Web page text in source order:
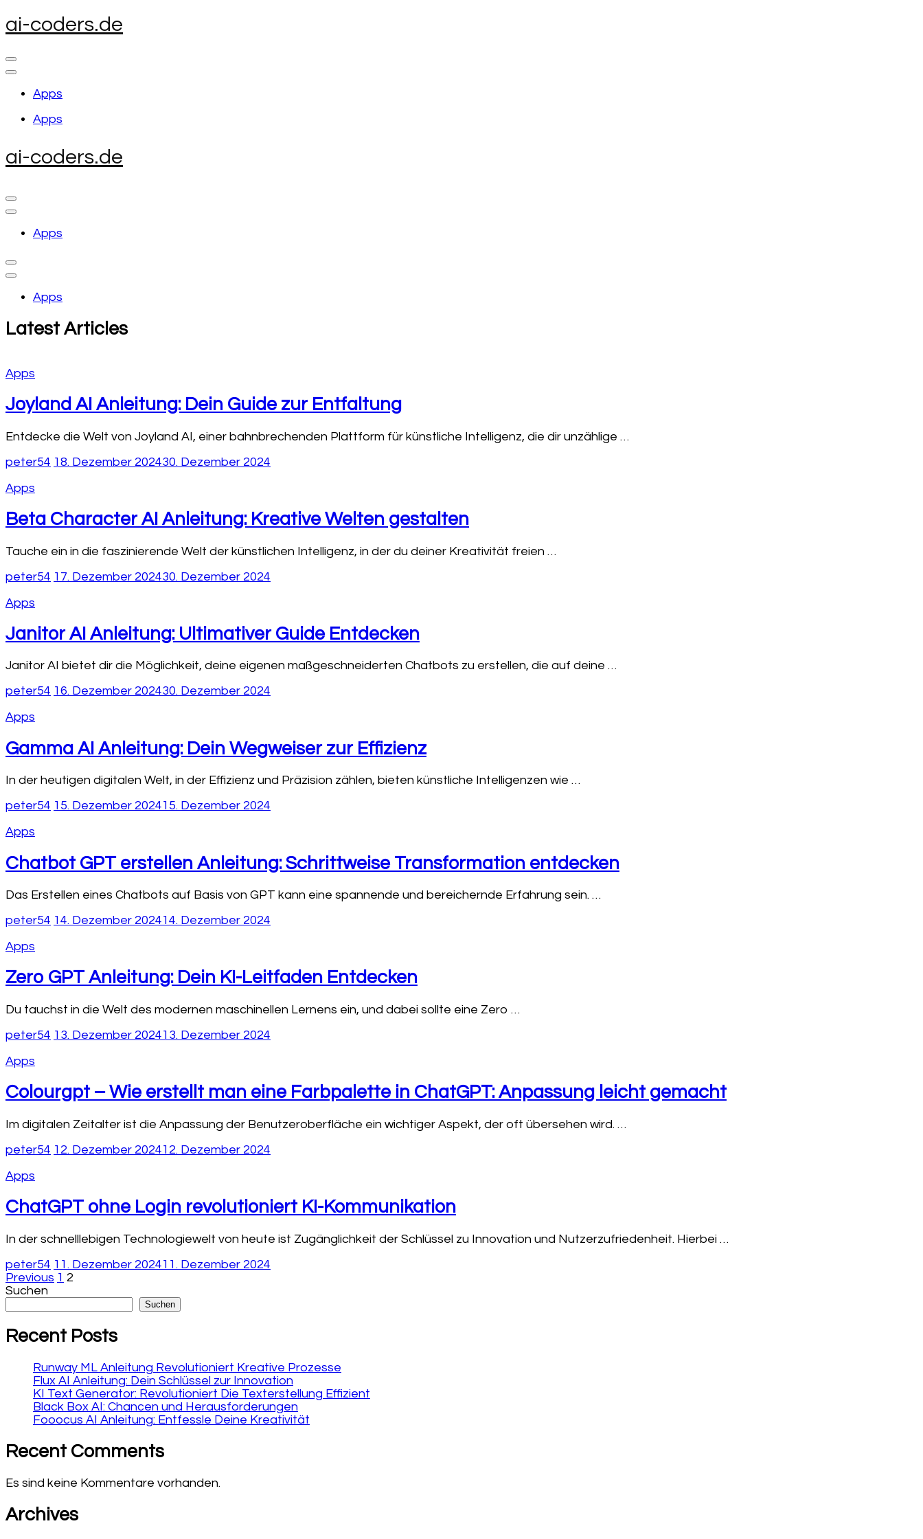
Skip
to
(Press
Enter)
ai-coders.de
Apps
Apps
ai-coders.de
Apps
Apps
Latest Articles
Apps
Joyland AI Anleitung: Dein Guide zur Entfaltung
Entdecke die Welt von Joyland AI, einer bahnbrechenden Plattform für künstliche Intelligenz, die dir unzählige …
peter54 18. Dezember 202430. Dezember 2024
Apps
Beta Character AI Anleitung: Kreative Welten gestalten
Tauche ein in die faszinierende Welt der künstlichen Intelligenz, in der du deiner Kreativität freien …
peter54 17. Dezember 202430. Dezember 2024
Apps
Janitor AI Anleitung: Ultimativer Guide Entdecken
Janitor AI bietet dir die Möglichkeit, deine eigenen maßgeschneiderten Chatbots zu erstellen, die auf deine …
peter54 16. Dezember 202430. Dezember 2024
Apps
Gamma AI Anleitung: Dein Wegweiser zur Effizienz
In der heutigen digitalen Welt, in der Effizienz und Präzision zählen, bieten künstliche Intelligenzen wie …
peter54 15. Dezember 202415. Dezember 2024
Apps
Chatbot GPT erstellen Anleitung: Schrittweise Transformation entdecken
Das Erstellen eines Chatbots auf Basis von GPT kann eine spannende und bereichernde Erfahrung sein. …
peter54 14. Dezember 202414. Dezember 2024
Apps
Zero GPT Anleitung: Dein KI-Leitfaden Entdecken
Du tauchst in die Welt des modernen maschinellen Lernens ein, und dabei sollte eine Zero …
peter54 13. Dezember 202413. Dezember 2024
Apps
Colourgpt – Wie erstellt man eine Farbpalette in ChatGPT: Anpassung leicht gemacht
Im digitalen Zeitalter ist die Anpassung der Benutzeroberfläche ein wichtiger Aspekt, der oft übersehen wird. …
peter54 12. Dezember 202412. Dezember 2024
Apps
ChatGPT ohne Login revolutioniert KI-Kommunikation
In der schnelllebigen Technologiewelt von heute ist Zugänglichkeit der Schlüssel zu Innovation und Nutzerzufriedenheit. Hierbei …
peter54 11. Dezember 202411. Dezember 2024
Seitennummerierung
der
Beiträge
Previous Page
1 Page
2
Suchen
Suchen
Recent Posts
Runway ML Anleitung Revolutioniert Kreative Prozesse
Flux AI Anleitung: Dein Schlüssel zur Innovation
KI Text Generator: Revolutioniert Die Texterstellung Effizient
Black Box AI: Chancen und Herausforderungen
Fooocus AI Anleitung: Entfessle Deine Kreativität
Recent Comments
Es sind keine Kommentare vorhanden.
Archives